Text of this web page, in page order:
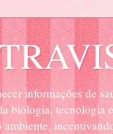
informações de
biologia, tecnologia